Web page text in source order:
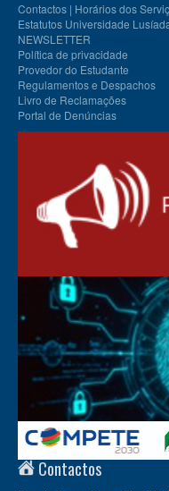
Contactos | Horários dos
Estatutos Universidade
NEWSLETTER
Política de privacidade
Provedor do Estudante
Regulamentos e Despachos
Livro de Reclamações
Portal de Denúncias
Contactos